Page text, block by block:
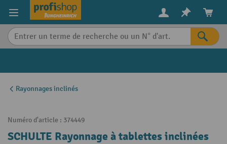
content
Rayonnages inclinés
Numéro d'article : 374449
SCHULTE Rayonnage à tablettes inclinées